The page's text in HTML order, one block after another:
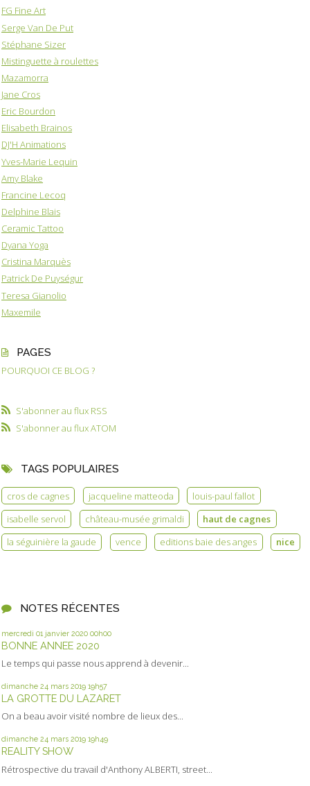
FG Fine Art
Serge Van De Put
Stéphane Sizer
Mistinguette à roulettes
Mazamorra
Jane Cros
Eric Bourdon
Elisabeth Brainos
DJ'H Animations
Yves-Marie Lequin
Amy Blake
Francine Lecoq
Delphine Blais
Ceramic Tattoo
Dyana Yoga
Cristina Marquès
Patrick De Puységur
Teresa Gianolio
Maxemile
PAGES
POURQUOI CE BLOG ?
S'abonner au flux RSS
S'abonner au flux ATOM
TAGS POPULAIRES
cros de cagnes jacqueline matteoda
louis-paul fallot
isabelle servol
château-musée grimaldi
haut de cagnes
la séguinière la gaude
vence editions baie des anges nice
NOTES RÉCENTES
mercredi 01 janvier 2020 00h00
BONNE ANNEE 2020
Le temps qui passe nous apprend à devenir...
dimanche 24 mars 2019 19h57
LA GROTTE DU LAZARET
On a beau avoir visité nombre de lieux des...
dimanche 24 mars 2019 19h49
REALITY SHOW
Rétrospective du travail d'Anthony ALBERTI, street...